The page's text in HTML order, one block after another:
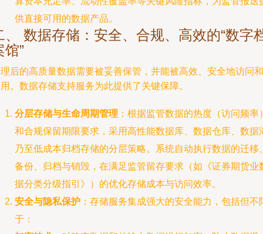
供直接可用的数据产品。
、 数据存储：安全、合规、高效的“数字
馆”
后的高质量数据需要被妥善保管，并能被高效、安全地访问和
。数据存储支持服务为此提供了关键保障。
分层存储与生命周期管理 ：根据监管数据的热度（访问频率
和合规保留期限要求，采用高性能数据库、数据仓库、数据
乃至低成本归档存储的分层策略。系统自动执行数据的迁移
备份、归档与销毁，在满足监管留存要求（如《证券期货业
据分类分级指引》）的优化存储成本与访问效率。
安全与隐私保护 ：存储服务集成强大的安全能力，包括但不
于：